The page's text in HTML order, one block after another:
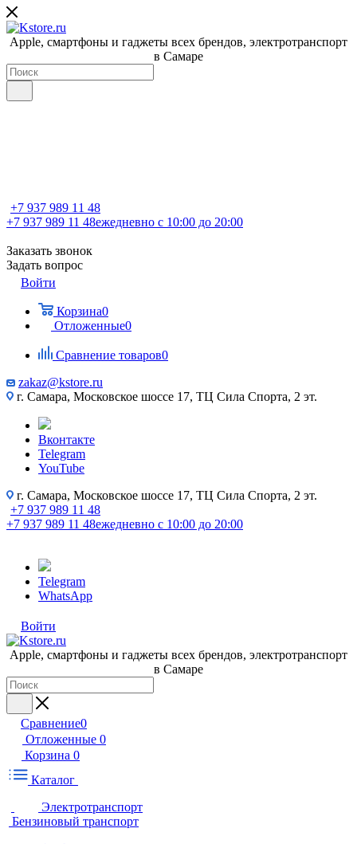
Apple, cмартфоны и гаджеты всех брендов, электротранспорт
в Самаре
+7 937 989 11 48
+7 937 989 11 48ежедневно с 10:00 до 20:00
Заказать звонок
Задать вопрос
Войти
Корзина0
Отложенные0
Сравнение товаров0
zakaz@kstore.ru
г. Самара, Московское шоссе 17, ТЦ Сила Спорта, 2 эт.
Вконтакте
Telegram
YouTube
г. Самара, Московское шоссе 17, ТЦ Сила Спорта, 2 эт.
+7 937 989 11 48
+7 937 989 11 48ежедневно с 10:00 до 20:00
Telegram
WhatsApp
Войти
Apple, cмартфоны и гаджеты всех брендов, электротранспорт
в Самаре
Сравнение0
Отложенные 0
Корзина 0
Каталог
Электротранспорт
Бензиновый транспорт